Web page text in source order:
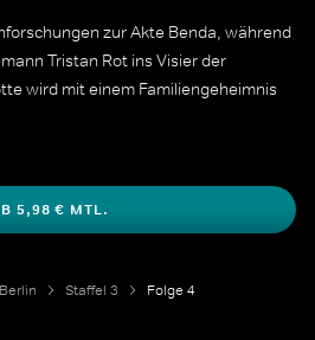
zur Akte Benda, während
Tristan Rot ins Visier der
wird mit einem Familiengeheimnis
5,98 € MTL.
Staffel 3 Folge 4